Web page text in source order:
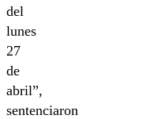
del
lunes
27
de
abril”,
sentenciaron